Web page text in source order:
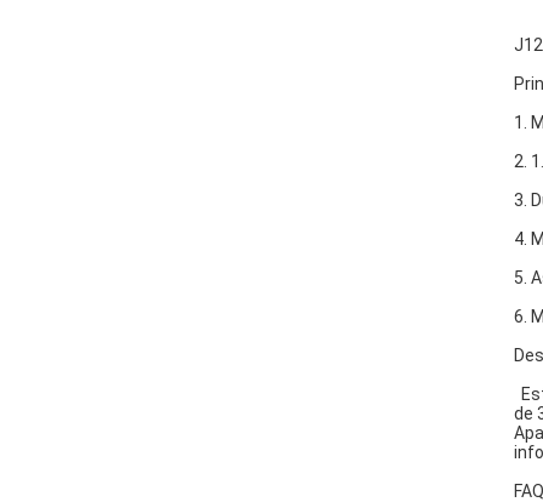
1.
2.
3.
4.
5.
6.
de
FAQ